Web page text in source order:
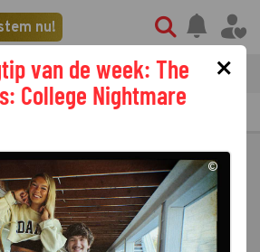
nu!
streaming nieuws
PRIMETIME GEMIST
×
van de week: The
College Nightmare
©